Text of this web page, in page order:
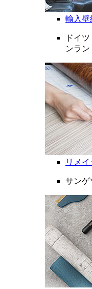
輸入壁
ドイ
ンラン
リメ
サンゲ